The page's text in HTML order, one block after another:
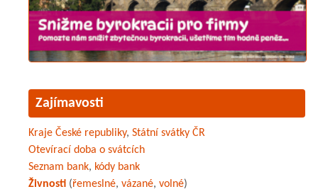
Zajímavosti
Kraje České republiky, Státní svátky ČR
Otevírací doba o svátcích
Seznam bank, kódy bank
Živnosti (řemeslné, vázané, volné)